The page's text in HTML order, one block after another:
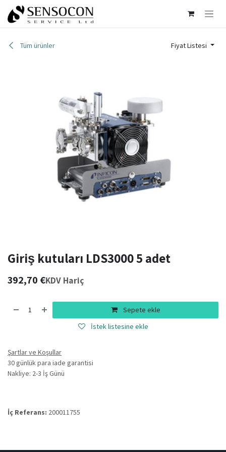
İçereği Atla
Tüm ürünler Fiyat Listesi
Giriş kutuları LDS3000 5 adet
392,70 €KDV Hariç
Sepete ekle
İstek listesine ekle
Şartlar ve Koşullar
30 günlük para iade garantisi
Nakliye: 2-3 İş Günü
İç Referans: 200011755